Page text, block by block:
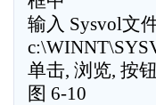
输入 Sysvol文
单击, 浏览, 按
图 6-10